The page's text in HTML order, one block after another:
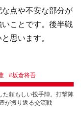
点や不安な部分が
ことです。後半戦
思います。
#坂倉将吾
た頼もしい投手陣。打撃陣
が振り返る交流戦